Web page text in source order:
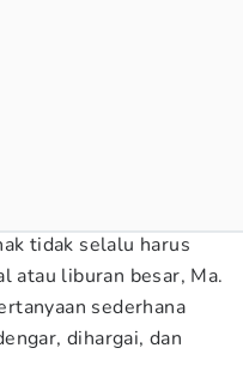
tidak selalu harus
atau liburan besar, Ma.
sederhana
dihargai, dan